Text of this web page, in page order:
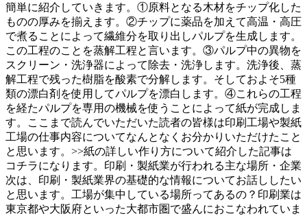
簡単に紹介していきます。①原料となる木材をチップ化した
ものの厚みを揃えます。②チップに薬品を加えて高温・高圧
で煮ることによって繊維分を取り出しパルプを生成します。
この工程のことを蒸解工程と言います。③パルプ中の異物を
スクリーン・洗浄器によって除去・洗浄します。洗浄後、蒸
解工程で残った樹脂を酸素で分解します。そしておよそ5種
類の漂白剤を使用してパルプを漂白します。④これらの工程
を経たパルプを専用の機械を使うことによって紙が完成しま
す。ここまで読んでいただいた読者の皆様は印刷工場や製紙
工場の仕事内容についてなんとなくお分かりいただけたこと
と思います。>>紙の詳しい作り方について紹介した記事は
コチラになります。印刷・製紙業が行われる主な場所・企業
次は、印刷・製紙業界の基礎的な情報についてお話ししたい
と思います。工場が集中している場所ってあるの？印刷業は
東京都や大阪府といった大都市圏で盛んにおこなわれていま